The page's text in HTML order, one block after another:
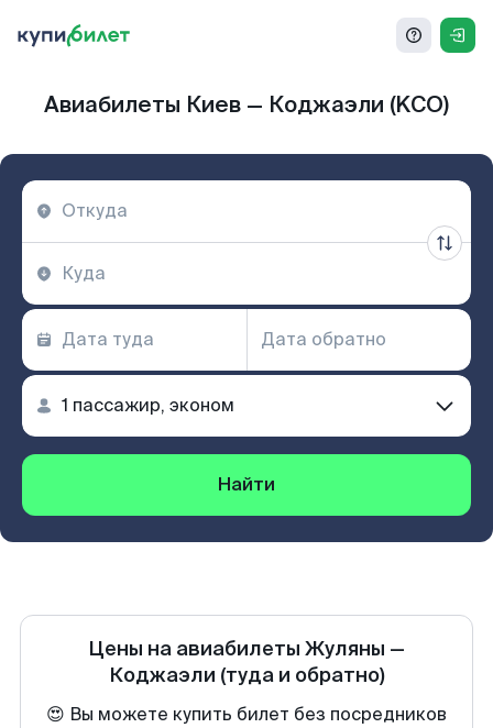
Авиабилеты Киев — Коджаэли (KCO)
Найти
Цены на авиабилеты Жуляны —
Коджаэли (туда и обратно)
😍 Вы можете купить билет без посредников